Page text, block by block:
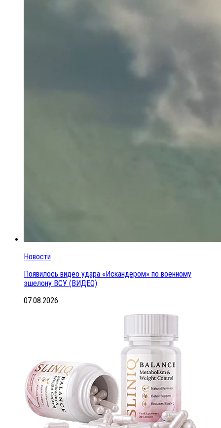
Новости
Появилось видео удара «Искандером» по военному
эшелону ВСУ (ВИДЕО)
07.08.2026